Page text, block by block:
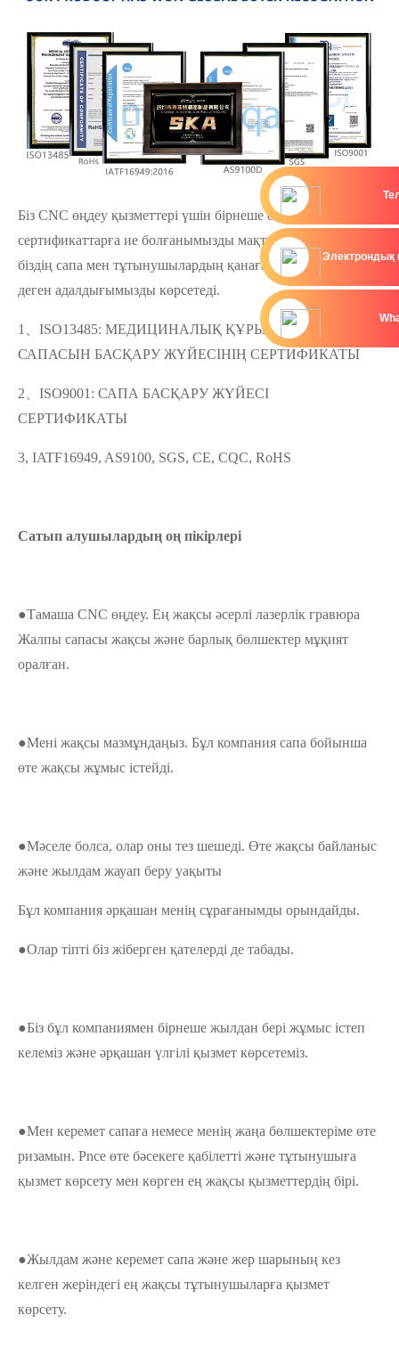
Біз CNC өңдеу қызметтері үшін бірнеше өндірістік
сертификаттарға ие болғанымызды мақтан тұтамыз, бұл
біздің сапа мен тұтынушылардың қанағаттанушылығына
деген адалдығымызды көрсетеді.
1、ISO13485: МЕДИЦИНАЛЫҚ ҚҰРЫЛҒАЛАРДЫҢ
САПАСЫН БАСҚАРУ ЖҮЙЕСІНІҢ СЕРТИФИКАТЫ
2、ISO9001: САПА БАСҚАРУ ЖҮЙЕСІ
СЕРТИФИКАТЫ
3, IATF16949, AS9100, SGS, CE, CQC, RoHS
Сатып алушылардың оң пікірлері
●Тамаша CNC өңдеу. Ең жақсы әсерлі лазерлік гравюра
Жалпы сапасы жақсы және барлық бөлшектер мұқият
оралған.
●Мені жақсы мазмұндаңыз. Бұл компания сапа бойынша
өте жақсы жұмыс істейді.
●Мәселе болса, олар оны тез шешеді. Өте жақсы байланыс
және жылдам жауап беру уақыты
Бұл компания әрқашан менің сұрағанымды орындайды.
●Олар тіпті біз жіберген қателерді де табады.
●Біз бұл компаниямен бірнеше жылдан бері жұмыс істеп
келеміз және әрқашан үлгілі қызмет көрсетеміз.
●Мен керемет сапаға немесе менің жаңа бөлшектеріме өте
ризамын. Pnce өте бәсекеге қабілетті және тұтынушыға
қызмет көрсету мен көрген ең жақсы қызметтердің бірі.
●Жылдам және керемет сапа және жер шарының кез
келген жеріндегі ең жақсы тұтынушыларға қызмет
көрсету.
Электрондық